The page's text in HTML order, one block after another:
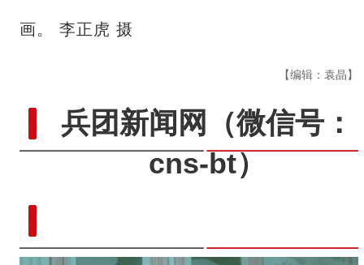
画。 李正虎 摄
【编辑：袁晶】
兵团新闻网
（微信号：
cns-bt）